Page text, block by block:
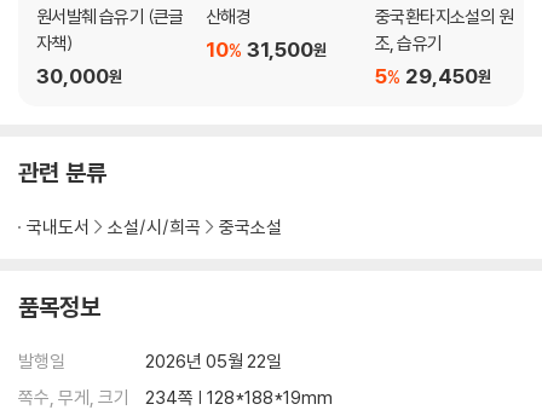
원서발췌 습유기 (큰글
자책)
30,000원
산해경
31,500원
10%
중국환타지소설의 원
조, 습유기
29,450원
5%
관련 분류
국내도서 소설/시/희곡 중국소설
품목정보
발행일
2026년 05월 22일
쪽수, 무게, 크기
234쪽 | 128*188*19mm